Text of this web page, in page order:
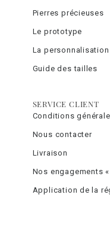
Pierres précieuses
Le prototype
La personnalisation
Guide des tailles
SERVICE CLIENT
Conditions
Nous contacter
Livraison
Nos engagements
Application de la